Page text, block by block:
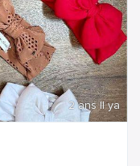
2 ans Il ya